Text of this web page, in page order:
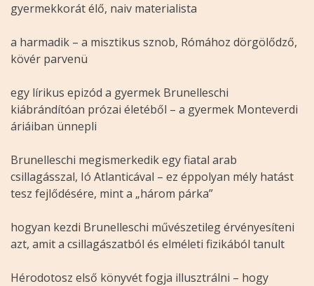
gyermekkorát élő, naiv materialista
a harmadik – a misztikus sznob, Rómához dörgölődző,
kövér parvenü
egy lírikus epizód a gyermek Brunelleschi
kiábrándítóan prózai életéből – a gyermek Monteverdi
áriáiban ünnepli
Brunelleschi megismerkedik egy fiatal arab
csillagásszal, Ió Atlanticával – ez éppolyan mély hatást
tesz fejlődésére, mint a „három párka”
hogyan kezdi Brunelleschi művészetileg érvényesíteni
azt, amit a csillagászatból és elméleti fizikából tanult
Hérodotosz első könyvét fogja illusztrálni – hogy